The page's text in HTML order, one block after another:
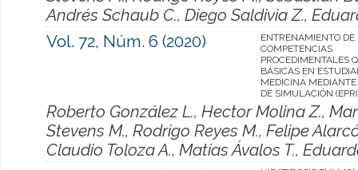
Andrés Schaub C., Diego Saldivia Z.,
Vol. 72, Núm. 6 (2020)
ENTRENAMIENTO DE
COMPETENCIAS
PROCEDIMENTALES
BÁSICAS EN
MEDICINA
DE SIMULACIÓN
Roberto González L., Hector Molina Z.,
Stevens M., Rodrigo Reyes M., Felipe
Claudio Toloza A., Matías Ávalos T.,